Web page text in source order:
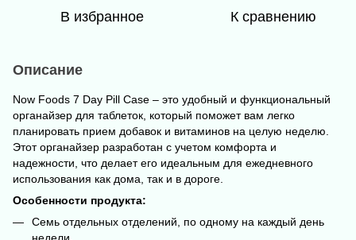
В избранное К сравнению
Описание
Now Foods 7 Day Pill Case – это удобный и функциональный
органайзер для таблеток, который поможет вам легко
планировать прием добавок и витаминов на целую неделю.
Этот органайзер разработан с учетом комфорта и
надежности, что делает его идеальным для ежедневного
использования как дома, так и в дороге.
Особенности продукта:
Семь отдельных отделений, по одному на каждый день
недели.